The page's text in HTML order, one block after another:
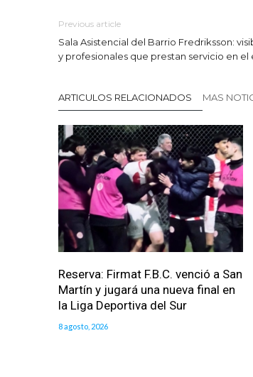
Previous article
Sala Asistencial del Barrio Fredriksson:
y profesionales que prestan servicio en el
ARTICULOS RELACIONADOS MAS
Reserva: Firmat F.B.C. venció a San
Martín y jugará una nueva final en
la Liga Deportiva del Sur
8 agosto, 2026